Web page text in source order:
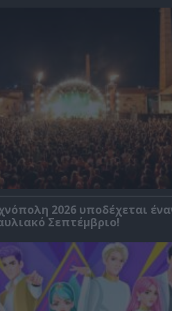
2026 υποδέχεται
Σεπτέμβριο!